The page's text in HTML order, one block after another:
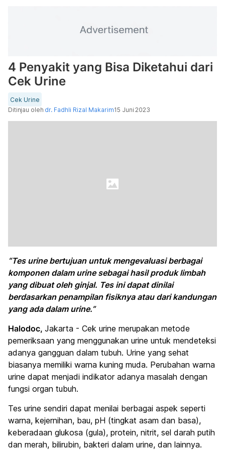
4 Penyakit yang Bisa Diketahui dari
Cek Urine
Cek Urine
Ditinjau oleh dr. Fadhli Rizal Makarim15 Juni 2023
“Tes urine bertujuan untuk mengevaluasi berbagai
komponen dalam urine sebagai hasil produk limbah
yang dibuat oleh ginjal. Tes ini dapat dinilai
berdasarkan penampilan fisiknya atau dari kandungan
yang ada dalam urine.”
Halodoc, Jakarta - Cek urine merupakan metode
pemeriksaan yang menggunakan urine untuk mendeteksi
adanya gangguan dalam tubuh. Urine yang sehat
biasanya memiliki warna kuning muda. Perubahan warna
urine dapat menjadi indikator adanya masalah dengan
fungsi organ tubuh.
Tes urine sendiri dapat menilai berbagai aspek seperti
warna, kejernihan, bau, pH (tingkat asam dan basa),
keberadaan glukosa (gula), protein, nitrit, sel darah putih
dan merah, bilirubin, bakteri dalam urine, dan lainnya.